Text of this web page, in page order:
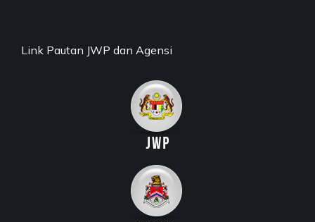
Link Pautan JWP dan Agensi